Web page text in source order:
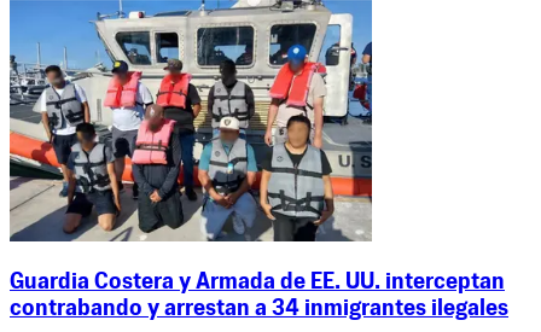
Guardia Costera y Armada de EE. UU. interceptan
contrabando y arrestan a 34 inmigrantes ilegales